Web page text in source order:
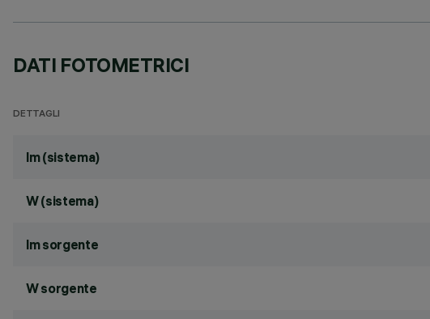
DATI FOTOMETRICI
DETTAGLI
lm (sistema)
W (sistema)
lm sorgente
W sorgente